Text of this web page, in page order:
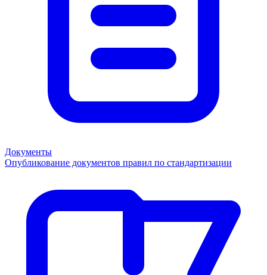
Документы
Опубликование документов правил по стандартизации